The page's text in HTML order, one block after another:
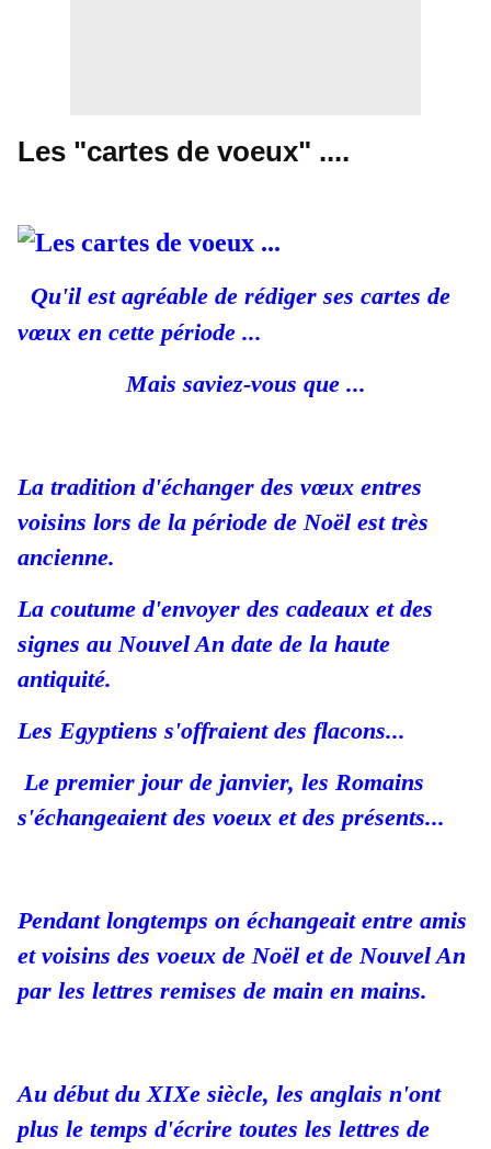
Les "cartes de voeux" ....
Qu'il est agréable de rédiger ses cartes de
vœux en cette période ...
Mais saviez-vous que ...
La tradition d'échanger des vœux entres
voisins lors de la période de Noël est très
ancienne.
La coutume d'envoyer des cadeaux et des
signes au Nouvel An date de la haute
antiquité.
Les Egyptiens s'offraient des flacons...
Le premier jour de janvier, les Romains
s'échangeaient des voeux et des présents...
Pendant longtemps on échangeait entre amis
et voisins des voeux de Noël et de Nouvel An
par les lettres remises de main en mains.
Au début du XIXe siècle, les anglais n'ont
plus le temps d'écrire toutes les lettres de